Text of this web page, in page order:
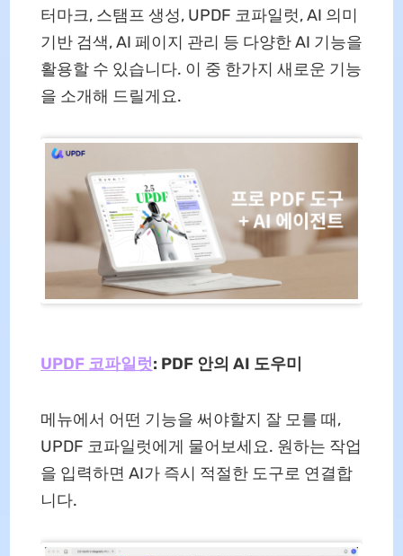
터마크, 스탬프 생성, UPDF 코파일럿, AI 의미
기반 검색, AI 페이지 관리 등 다양한 AI 기능을
활용할 수 있습니다. 이 중 한가지 새로운 기능
을 소개해 드릴게요.
UPDF 코파일럿: PDF 안의 AI 도우미
메뉴에서 어떤 기능을 써야할지 잘 모를 때,
UPDF 코파일럿에게 물어보세요. 원하는 작업
을 입력하면 AI가 즉시 적절한 도구로 연결합
니다.